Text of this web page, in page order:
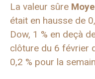
La valeur sûre
était en hausse de
Dow, 1 % en deçà
clôture du 6 février
0,2 % pour la